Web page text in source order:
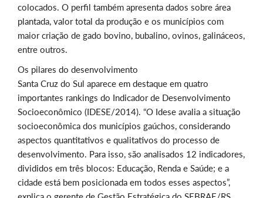
colocados. O perfil também apresenta dados sobre área
plantada, valor total da produção e os municípios com
maior criação de gado bovino, bubalino, ovinos, galináceos,
entre outros.
Os pilares do desenvolvimento
Santa Cruz do Sul aparece em destaque em quatro
importantes rankings do Indicador de Desenvolvimento
Socioeconômico (IDESE/2014). “O Idese avalia a situação
socioeconômica dos municípios gaúchos, considerando
aspectos quantitativos e qualitativos do processo de
desenvolvimento. Para isso, são analisados 12 indicadores,
divididos em três blocos: Educação, Renda e Saúde; e a
cidade está bem posicionada em todos esses aspectos”,